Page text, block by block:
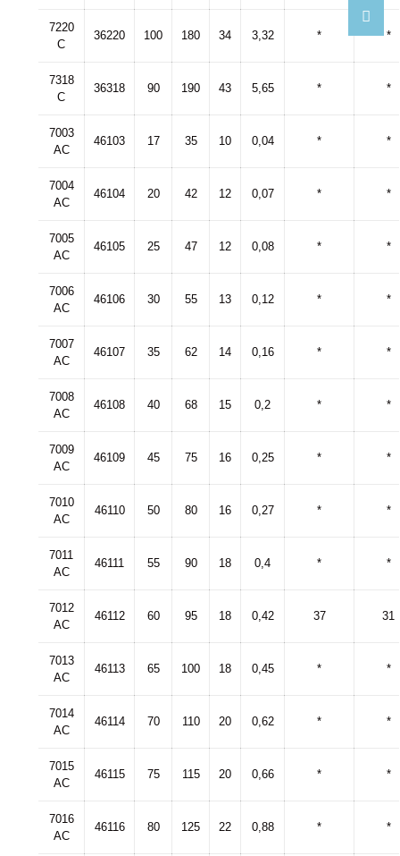
7220
C
36220 100 180 34 3,32 * *
7318
C
36318 90 190 43 5,65 * *
7003
AC
46103 17 35 10 0,04 * *
7004
AC
46104 20 42 12 0,07 * *
7005
AC
46105 25 47 12 0,08 * *
7006
AC
46106 30 55 13 0,12 * *
7007
AC
46107 35 62 14 0,16 * *
7008
AC
46108 40 68 15 0,2 * *
7009
AC
46109 45 75 16 0,25 * *
7010
AC
46110 50 80 16 0,27 * *
7011
AC
46111 55 90 18 0,4 * *
7012
AC
46112 60 95 18 0,42 37 31
7013
AC
46113 65 100 18 0,45 * *
7014
AC
46114 70 110 20 0,62 * *
7015
AC
46115 75 115 20 0,66 * *
7016
AC
46116 80 125 22 0,88 * *